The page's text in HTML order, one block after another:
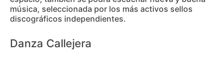
música, seleccionada por los más activos sellos
discográficos independientes.
Danza Callejera